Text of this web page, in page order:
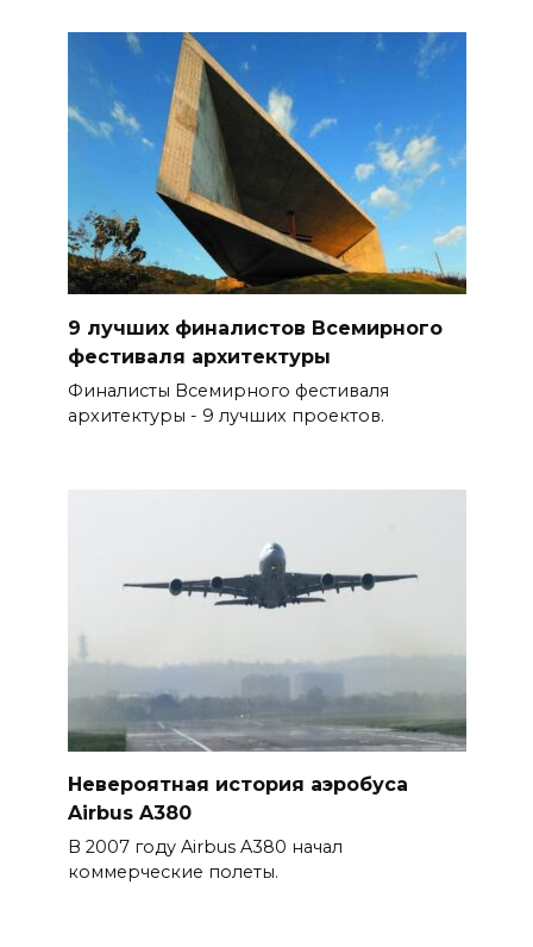
9 лучших финалистов Всемирного
фестиваля архитектуры
Финалисты Всемирного фестиваля
архитектуры - 9 лучших проектов.
Невероятная история аэробуса
Airbus A380
В 2007 году Airbus A380 начал
коммерческие полеты.